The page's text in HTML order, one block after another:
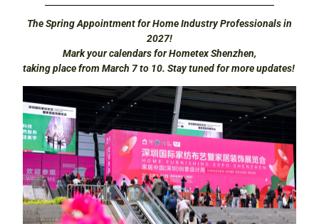
The Spring Appointment for Home Industry Professionals in
2027!
Mark your calendars for Hometex Shenzhen,
taking place from March 7 to 10. Stay tuned for more updates!